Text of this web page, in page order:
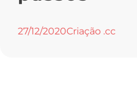
27/12/2020Criação .cc